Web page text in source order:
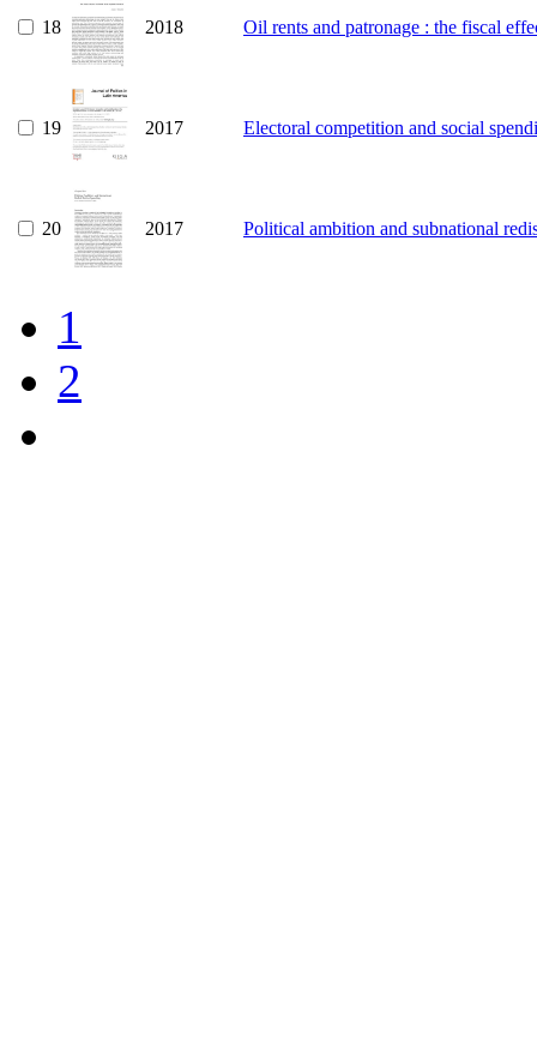
18 2018 Oil rents and patronage : the fiscal
19 2017 Electoral competition and social
20 2017 Political ambition and subnational
1
2